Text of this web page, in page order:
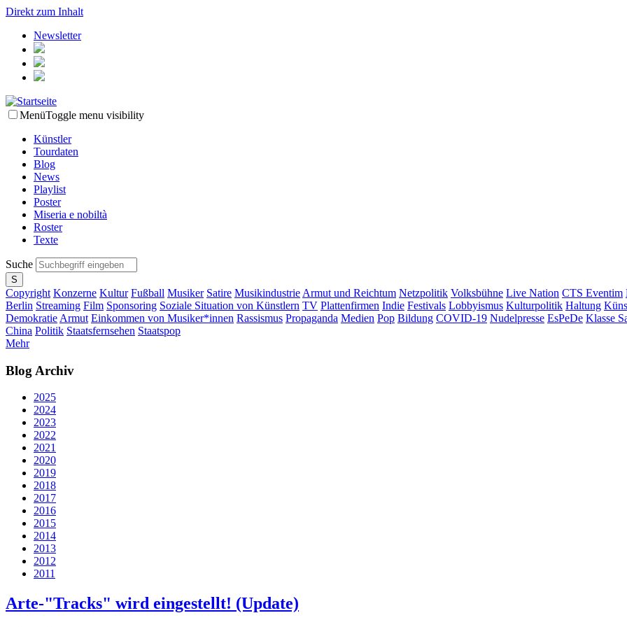
Direkt zum Inhalt
Newsletter
MenüToggle menu visibility
Künstler
Tourdaten
Blog
News
Playlist
Poster
Miseria e nobiltà
Roster
Texte
Suche
Copyright Konzerne Kultur Fußball Musiker Satire Musikindustrie Armut und Reichtum Netzpolitik Volksbühne Live Nation CTS Eventim
Berlin Streaming Film Sponsoring Soziale Situation von Künstlern TV Plattenfirmen Indie Festivals Lobbyismus Kulturpolitik Haltung
Demokratie Armut Einkommen von Musiker*innen Rassismus Propaganda Medien Pop Bildung COVID-19 Nudelpresse EsPeDe Klasse
China Politik Staatsfernsehen Staatspop
Mehr
Blog Archiv
2025
2024
2023
2022
2021
2020
2019
2018
2017
2016
2015
2014
2013
2012
2011
Arte-"Tracks" wird eingestellt! (Update)